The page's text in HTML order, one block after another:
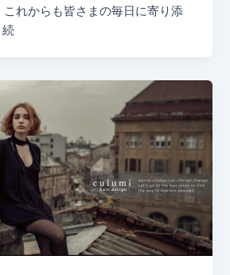
これからも皆さまの毎日に寄り添
続